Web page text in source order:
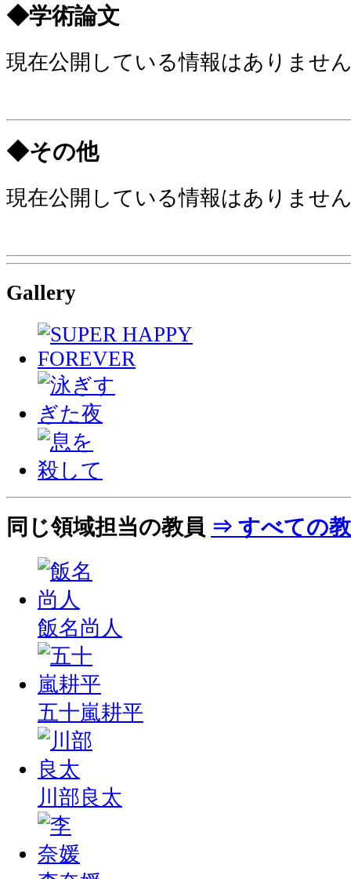
◆学術論文
現在公開している情報はありませ
◆その他
現在公開している情報はありませ
Gallery
同じ領域担当の教員 ⇒ すべての
飯名尚人
五十嵐耕平
川部良太